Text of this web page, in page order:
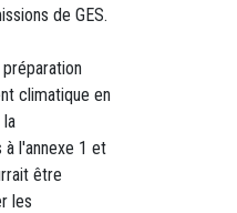
de GES.
climatique en
la
l'annexe 1 et
être
les